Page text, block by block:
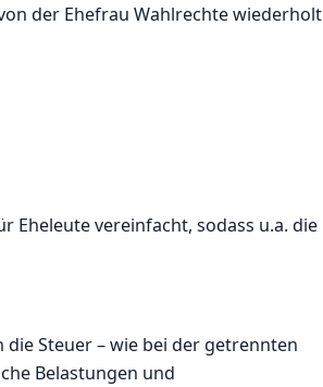
der Ehefrau Wahlrechte wiederholt
Eheleute vereinfacht, sodass u.a. die
Steuer – wie bei der getrennten
Belastungen und